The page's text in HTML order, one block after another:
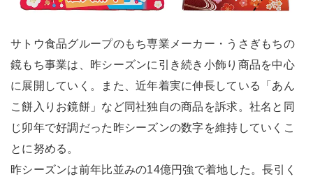
サトウ食品グループのもち専業メーカー・うさぎもちの
鏡もち事業は、昨シーズンに引き続き小飾り商品を中心
に展開していく。また、近年着実に伸長している「あん
こ餅入りお鏡餅」など同社独自の商品を訴求。社名と同
じ卯年で好調だった昨シーズンの数字を維持していくこ
とに努める。
昨シーズンは前年比並みの14億円強で着地した。長引く